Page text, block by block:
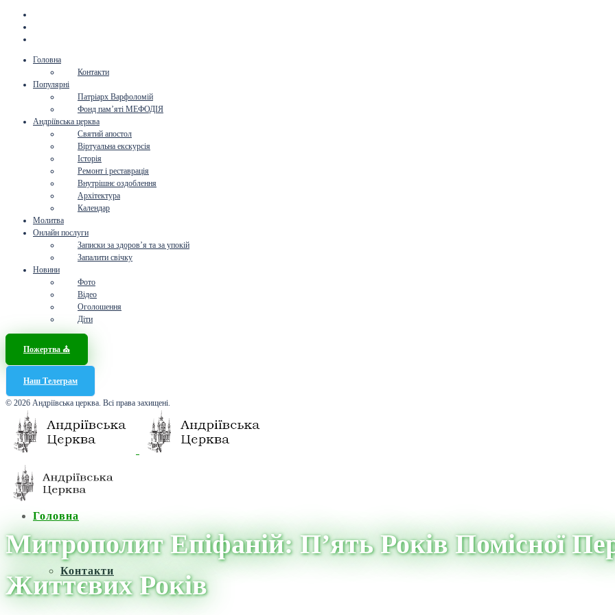
Головна
Контакти
Популярні
Патріарх Варфоломій
Фонд пам’яті МЕФОДІЯ
Андріївська церква
Святий апостол
Віртуальна екскурсія
Історія
Ремонт і реставрація
Внутрішнє оздоблення
Архітектура
Календар
Молитва
Онлайн послуги
Записки за здоров’я та за упокій
Запалити свічку
Новини
Фото
Відео
Оголошення
Діти
Пожертва ⛪️
Наш Телеграм
© 2026 Андріївська церква. Всі права захищені.
Головна
Контакти
Митрополит Епіфаній: П’ять Років Помісної
Життєвих Років